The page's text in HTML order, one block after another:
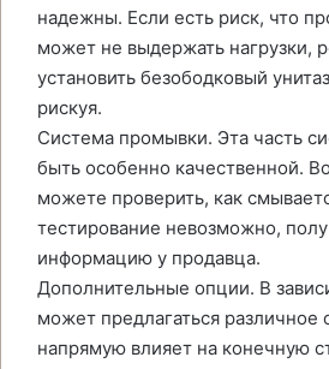
надежны. Если есть риск, что
может не выдержать нагрузки,
установить безободковый
рискуя.
Система промывки. Эта часть
быть особенно качественной.
можете проверить, как
тестирование невозможно,
информацию у продавца.
Дополнительные опции. В
может предлагаться различное
напрямую влияет на конечную